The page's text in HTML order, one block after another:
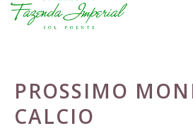
PROSSIMO
CALCIO